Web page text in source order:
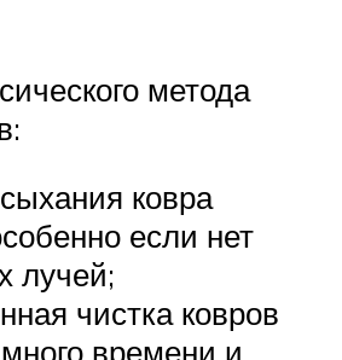
метода
ковра
если нет
лучей;
чистка ковров
времени и